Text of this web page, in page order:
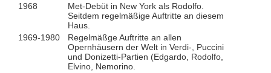
1968
Met-Debüt in New York als Rodolfo.
Seitdem regelmäßige Auftritte an diesem
Haus.
1969-1980
Regelmäßge Auftritte an allen
Opernhäusern der Welt in Verdi-, Puccini
und Donizetti-Partien (Edgardo, Rodolfo,
Elvino, Nemorino.